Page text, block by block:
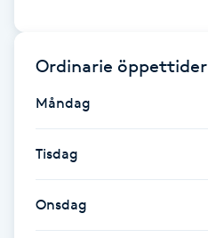
Headspa
Healing
Herrklippning
Ordinarie öppettider
Måndag
Tisdag
Onsdag